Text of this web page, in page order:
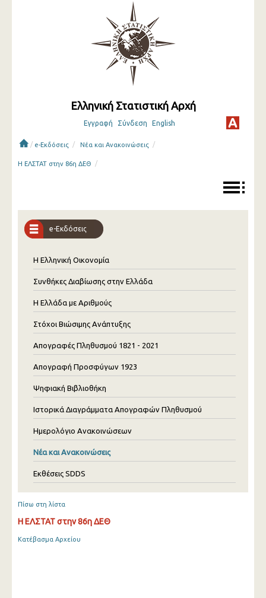
Ελληνική Στατιστική Αρχή
Εγγραφή Σύνδεση English
/ e-Εκδόσεις / Νέα και Ανακοινώσεις /
Η ΕΛΣΤΑΤ στην 86η ΔΕΘ /
e-Εκδόσεις
Η Ελληνική Οικονομία
Συνθήκες Διαβίωσης στην Ελλάδα
Η Ελλάδα με Αριθμούς
Στόχοι Βιώσιμης Ανάπτυξης
Απογραφές Πληθυσμού 1821 - 2021
Απογραφή Προσφύγων 1923
Ψηφιακή Βιβλιοθήκη
Ιστορικά Διαγράμματα Απογραφών Πληθυσμού
Ημερολόγιο Ανακοινώσεων
Νέα και Ανακοινώσεις
Εκθέσεις SDDS
Πίσω στη λίστα
Η ΕΛΣΤΑΤ στην 86η ΔΕΘ
Κατέβασμα Αρχείου